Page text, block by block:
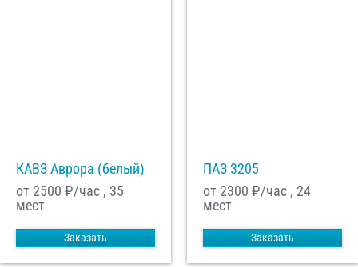
КАВЗ Аврора (белый)
от 2500 ₽/час , 35
мест
Заказать
ПАЗ 3205
от 2300 ₽/час , 24
мест
Заказать